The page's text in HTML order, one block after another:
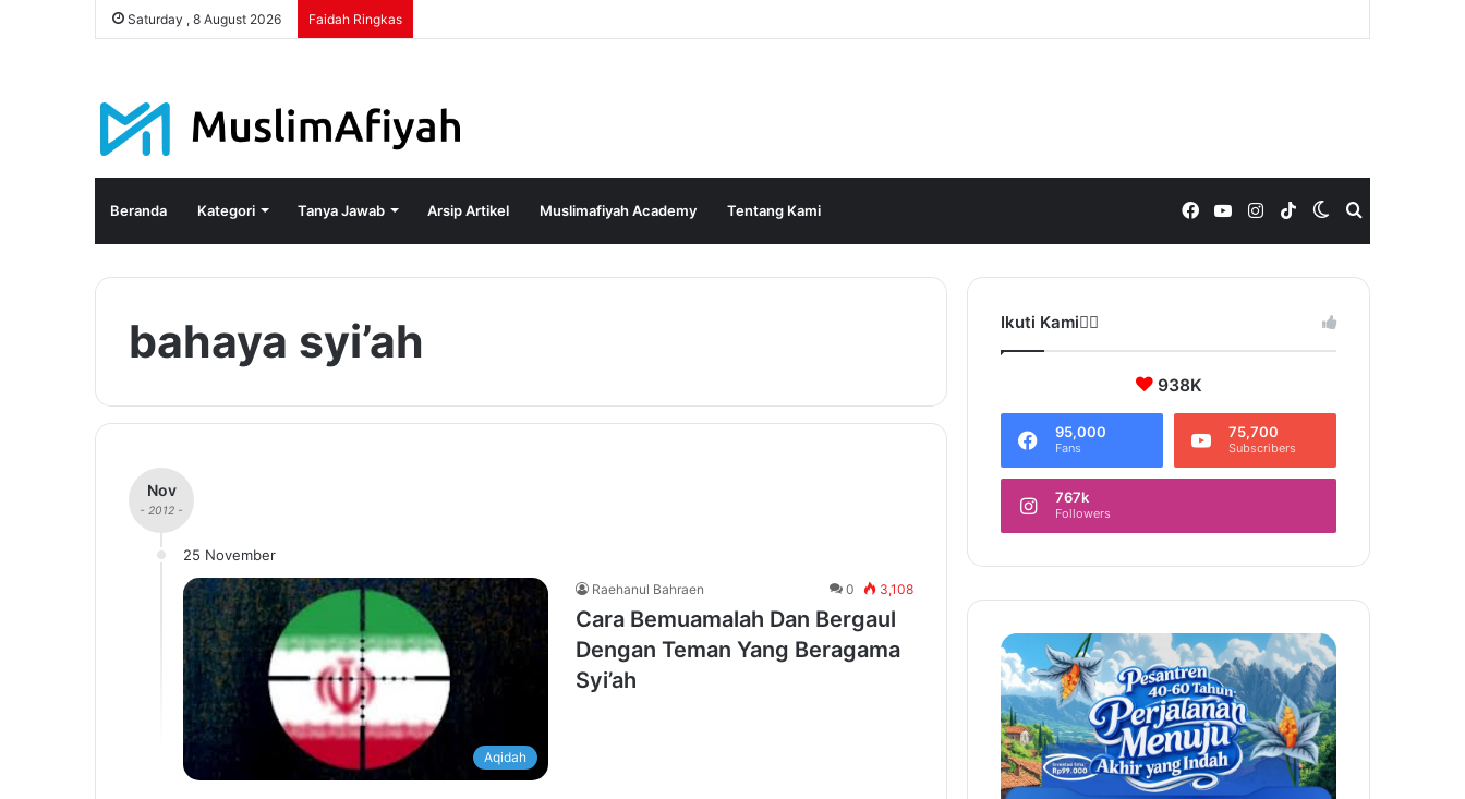
Saturday , 8 August 2026 Faidah Ringkas
Beranda Kategori Tanya Jawab Arsip Artikel Muslimafiyah Academy Tentang Kami Switch
skin
TikTok
Instagram
YouTube
Facebook
bahaya syi’ah
Nov
- 2012 -
25 November
Aqidah
Raehanul Bahraen 0 3,108
Cara Bemuamalah Dan Bergaul
Dengan Teman Yang Beragama
Syi’ah
Ikuti Kami❤️‍🔥
938K
95,000
Fans
75,700
Subscribers
767k
Followers